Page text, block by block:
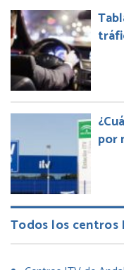
por
Todos los centros